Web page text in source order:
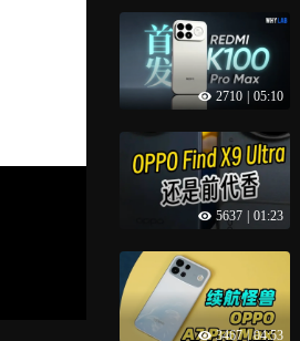
2710 05:10
5637 01:23
3467 | 04:53